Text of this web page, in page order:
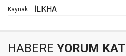
Kaynak: İLKHA
HABERE YORUM KAT